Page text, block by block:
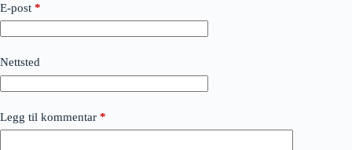
E-post *
Nettsted
Legg til kommentar *